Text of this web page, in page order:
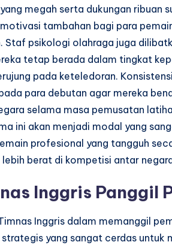
megah serta dukungan ribuan
tambahan bagi para
Staf psikologi olahraga juga
tetap berada dalam tingkat
pada keteledoran.
para debutan agar mereka
selama masa pemusatan
ini akan menjadi modal yang
profesional yang tangguh
berat di kompetisi antar
Inggris Panggil
Inggris dalam memanggil
yang sangat cerdas untuk